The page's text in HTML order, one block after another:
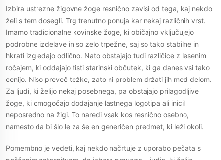
Izbira ustrezne žigovne žoge resnično zavisi od tega, kaj nekdo
želi s tem dosegli. Trg trenutno ponuja kar nekaj različnih vrst.
Imamo tradicionalne kovinske žoge, ki običajno vključujejo
podrobne izdelave in so zelo trpežne, saj so tako stabilne in
hkrati izgledajo odlično. Nato obstajajo tudi različice z lesenim
ročajem, ki oddajajo tisti starinski občutek, ki ga danes vsi tako
cenijo. Niso preveč težke, zato ni problem držati jih med delom.
Za ljudi, ki želijo nekaj posebnega, pa obstajajo prilagodljive
žoge, ki omogočajo dodajanje lastnega logotipa ali inicil
neposredno na žigi. To naredi vsak kos resnično osebno,
namesto da bi šlo le za še en generičen predmet, ki leži okoli.
Pomembno je vedeti, kaj nekdo načrtuje z uporabo pečata s